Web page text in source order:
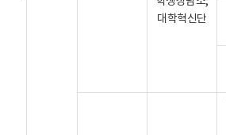
대학혁신단